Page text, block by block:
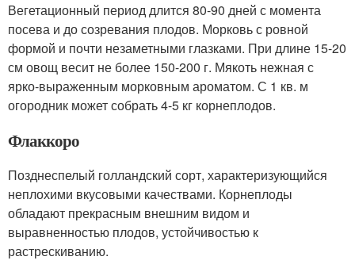
Вегетационный период длится 80-90 дней с момента
посева и до созревания плодов. Морковь с ровной
формой и почти незаметными глазками. При длине 15-20
см овощ весит не более 150-200 г. Мякоть нежная с
ярко-выраженным морковным ароматом. С 1 кв. м
огородник может собрать 4-5 кг корнеплодов.
Флаккоро
Позднеспелый голландский сорт, характеризующийся
неплохими вкусовыми качествами. Корнеплоды
обладают прекрасным внешним видом и
выравненностью плодов, устойчивостью к
растрескиванию.